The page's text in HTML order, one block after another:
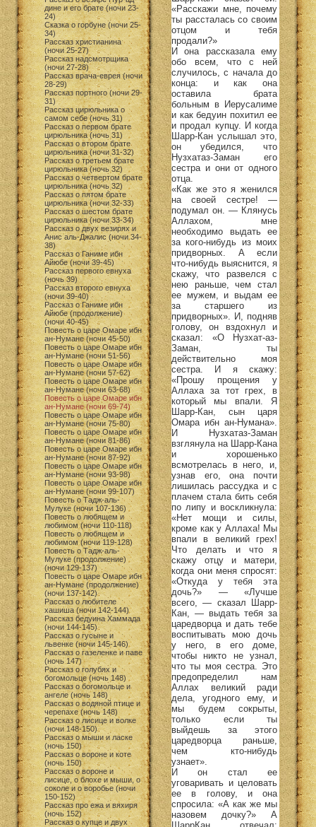
дине и его брате (ночи 23-
24)
Сказка о горбуне (ночи 25-
34)
Рассказ христианина
(ночи 25-27)
Рассказ надсмотрщика
(ночи 27-28)
Рассказ врача-еврея (ночи
28-29)
Рассказ портного (ночи 29-
31)
Рассказ цирюльника о
самом себе (ночь 31)
Рассказ о первом брате
цирюльника (ночь 31)
Рассказ о втором брате
цирюльника (ночи 31-32)
Рассказ о третьем брате
цирюльника (ночь 32)
Рассказ о четвертом брате
цирюльника (ночь 32)
Рассказ о пятом брате
цирюльника (ночи 32-33)
Рассказ о шестом брате
цирюльника (ночи 33-34)
Рассказ о двух везирях и
Анис аль-Джалис (ночи 34-
38)
Рассказ о Ганиме ибн
Айюбе (ночи 39-45)
Рассказ первого евнуха
(ночь 39)
Рассказ второго евнуха
(ночи 39-40)
Рассказ о Ганиме ибн
Айюбе (продолжение)
(ночи 40-45)
Повесть о царе Омаре ибн
ан-Нумане (ночи 45-50)
Повесть о царе Омаре ибн
ан-Нумане (ночи 51-56)
Повесть о царе Омаре ибн
ан-Нумане (ночи 57-62)
Повесть о царе Омаре ибн
ан-Нумане (ночи 63-68)
Повесть о царе Омаре ибн
ан-Нумане (ночи 69-74)
Повесть о царе Омаре ибн
ан-Нумане (ночи 75-80)
Повесть о царе Омаре ибн
ан-Нумане (ночи 81-86)
Повесть о царе Омаре ибн
ан-Нумане (ночи 87-92)
Повесть о царе Омаре ибн
ан-Нумане (ночи 93-98)
Повесть о царе Омаре ибн
ан-Нумане (ночи 99-107)
Повесть о Тадж-аль-
Мулуке (ночи 107-136)
Повесть о любящем и
любимом (ночи 110-118)
Повесть о любящем и
любимом (ночи 119-128)
Повесть о Тадж-аль-
Мулуке (продолжение)
(ночи 129-137)
Повесть о царе Омаре ибн
ан-Нумане (продолжение)
(ночи 137-142)
Рассказ о любителе
хашиша (ночи 142-144)
Рассказ бедуина Хаммада
(ночи 144-145)
Рассказ о гусыне и
львенке (ночи 145-146)
Рассказ о газеленке и паве
(ночь 147)
Рассказ о голубях и
богомольце (ночь 148)
Рассказ о богомольце и
ангеле (ночь 148)
Рассказ о водяной птице и
черепахе (ночь 148)
Рассказ о лисице и волке
(ночи 148-150)
Рассказ о мыши и ласке
(ночь 150)
Рассказ о вороне и коте
(ночь 150)
Рассказ о вороне и
лисице, о блохе и мыши, о
соколе и о воробье (ночи
150-152)
Рассказ про ежа и вяхиря
(ночь 152)
Рассказ о купце и двух
«Расскажи мне, почему
ты рассталась со своим
отцом и тебя
продали?»
И она рассказала ему
обо всем, что с ней
случилось, с начала до
конца: и как она
оставила брата
больным в Иерусалиме
и как бедуин похитил ее
и продал купцу. И когда
Шарр-Кан услышал это,
он убедился, что
Нузхатаз-Заман его
сестра и они от одного
отца.
«Как же это я женился
на своей сестре! —
подумал он. — Клянусь
Аллахом, мне
необходимо выдать ее
за кого-нибудь из моих
придворных. А если
что-нибудь выяснится, я
скажу, что развелся с
нею раньше, чем стал
ее мужем, и выдам ее
за старшего из
придворных». И, подняв
голову, он вздохнул и
сказал: «О Нузхат-аз-
Заман, ты
действительно моя
сестра. И я скажу:
«Прошу прощения у
Аллаха за тот грех, в
который мы впали. Я
Шарр-Кан, сын царя
Омара ибн ан-Нумана».
И Нузхатаз-Заман
взглянула на Шарр-Кана
и хорошенько
всмотрелась в него, и,
узнав его, она почти
лишилась рассудка и с
плачем стала бить себя
по липу и воскликнула:
«Нет мощи и силы,
кроме как у Аллаха! Мы
впали в великий грех!
Что делать и что я
скажу отцу и матери,
когда они меня спросят:
«Откуда у тебя эта
дочь?» — «Лучше
всего, — сказал Шарр-
Кан, — выдать тебя за
царедворца и дать тебе
воспитывать мою дочь
у него, в его доме,
чтобы никто не узнал,
что ты моя сестра. Это
предопределил нам
Аллах великий ради
дела, угодного ему, и
мы будем сокрыты,
только если ты
выйдешь за этого
царедворца раньше,
чем кто-нибудь
узнает».
И он стал ее
уговаривать и целовать
ее в голову, и она
спросила: «А как же мы
назовем дочку?» А